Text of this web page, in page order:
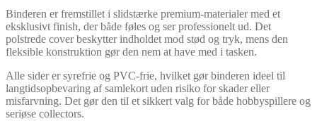
Binderen er fremstillet i slidstærke premium-materialer med et
eksklusivt finish, der både føles og ser professionelt ud. Det
polstrede cover beskytter indholdet mod stød og tryk, mens den
fleksible konstruktion gør den nem at have med i tasken.
Alle sider er syrefrie og PVC-frie, hvilket gør binderen ideel til
langtidsopbevaring af samlekort uden risiko for skader eller
misfarvning. Det gør den til et sikkert valg for både hobbyspillere og
seriøse collectors.